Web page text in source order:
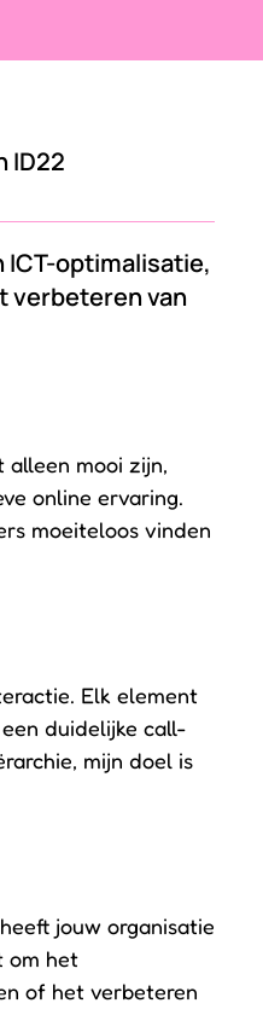
ID22
ICT-optimalisatie,
verbeteren van
alleen mooi zijn,
online ervaring.
moeiteloos vinden
Elk element
duidelijke call-
mijn doel is
jouw organisatie
om het
of het verbeteren